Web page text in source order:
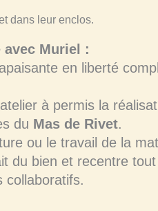
avec Muriel :
en liberté
à permis la
du Mas de Rivet.
ou le travail de la
du bien et recentre
collaboratifs.